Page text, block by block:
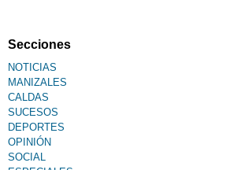
Secciones
NOTICIAS
MANIZALES
CALDAS
SUCESOS
DEPORTES
OPINIÓN
SOCIAL